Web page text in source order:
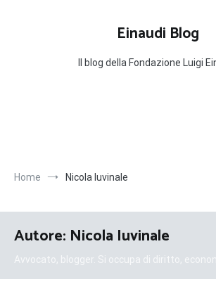
Einaudi Blog
Il blog della Fondazione Luigi
Home Nicola Iuvinale
Autore: Nicola Iuvinale
Avvocato, blogger. Si occupa di diritto,